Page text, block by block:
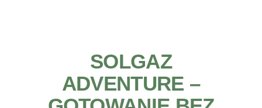
SOLGAZ
ADVENTURE –